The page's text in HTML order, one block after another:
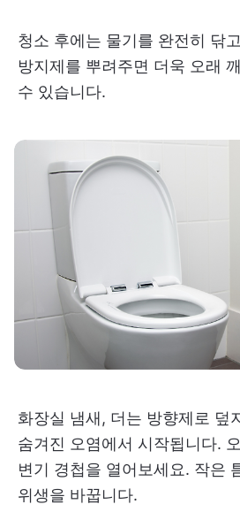
청소 후에는 물기를 완전히 닦
방지제를 뿌려주면 더욱 오래
수 있습니다.
화장실 냄새, 더는 방향제로 덮
숨겨진 오염에서 시작됩니다.
변기 경첩을 열어보세요. 작은
위생을 바꿉니다.